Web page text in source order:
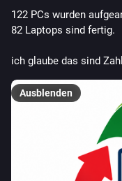
122 PCs wurden
82 Laptops sind fertig.
ich glaube das sind
Ausblenden